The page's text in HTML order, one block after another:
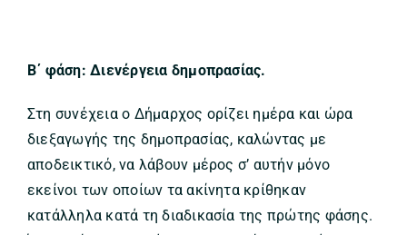
Β΄ φάση: Διενέργεια δημοπρασίας.
Στη συνέχεια ο Δήμαρχος ορίζει ημέρα και ώρα
διεξαγωγής της δημοπρασίας, καλώντας με
αποδεικτικό, να λάβουν μέρος σ’ αυτήν μόνο
εκείνοι των οποίων τα ακίνητα κρίθηκαν
κατάλληλα κατά τη διαδικασία της πρώτης φάσης.